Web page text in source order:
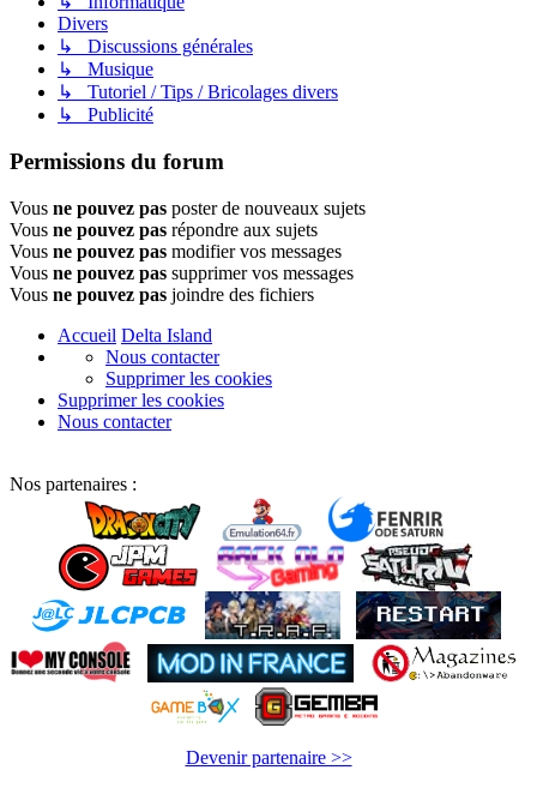
Divers
↳ Discussions générales
↳ Musique
↳ Tutoriel / Tips / Bricolages divers
↳ Publicité
Permissions du forum
Vous ne pouvez pas poster de nouveaux sujets
Vous ne pouvez pas répondre aux sujets
Vous ne pouvez pas modifier vos messages
Vous ne pouvez pas supprimer vos messages
Vous ne pouvez pas joindre des fichiers
Accueil Delta Island
Nous contacter
Supprimer les cookies
Supprimer les cookies
Nous contacter
Nos partenaires :
Devenir partenaire >>